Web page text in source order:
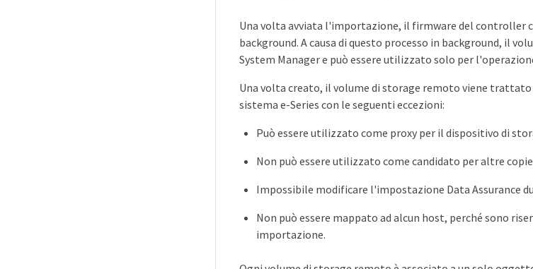
Una volta avviata l'importazione, il firmware del controller
background. A causa di questo processo in background, il
System Manager e può essere utilizzato solo per
Una volta creato, il volume di storage remoto viene
sistema e-Series con le seguenti eccezioni:
Può essere utilizzato come proxy per il dispositivo di
Non può essere utilizzato come candidato per altre
Impossibile modificare l'impostazione Data Assurance
Non può essere mappato ad alcun host, perché sono
importazione.